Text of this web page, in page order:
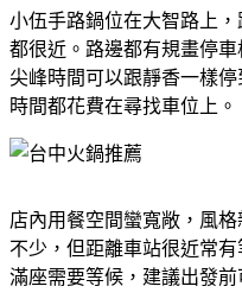
小伍手路鍋位在大智路上
都很近。路邊都有規畫停
尖峰時間可以跟靜香一樣
時間都花費在尋找車位上。
店內用餐空間蠻寬敞，風
不少，但距離車站很近常
滿座需要等候，建議出發